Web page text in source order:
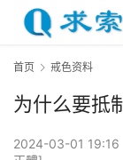
首页 戒色资料
为什么要抵
2024-03-01 19:16